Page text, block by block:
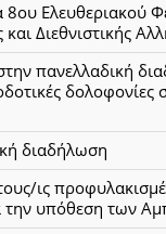
Ελευθεριακού
Διεθνιστικής
πανελλαδική
δολοφονίες
διαδήλωση
ις
την υπόθεση των